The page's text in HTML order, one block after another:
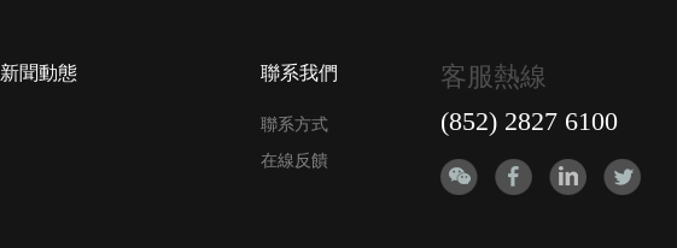
新聞動態 聯系我們
聯系方式
在線反饋
客服熱線
(852) 2827 6100